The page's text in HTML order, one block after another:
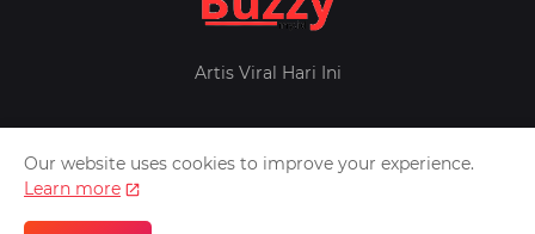
Artis Viral Hari Ini
Design by -Pontianak
About Us Privacy Policy Contact Us
Our website uses cookies to improve your experience.
Learn more